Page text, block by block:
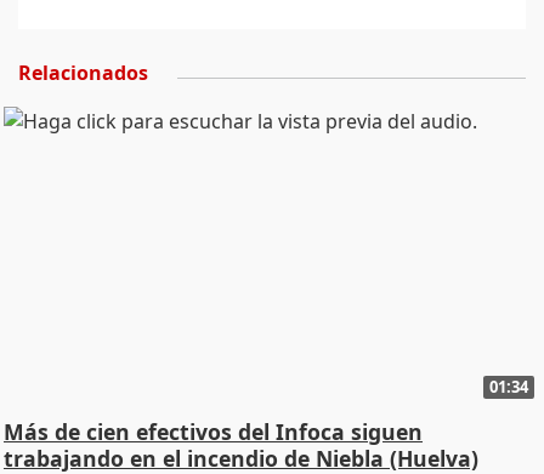
Relacionados
01:34
Más de cien efectivos del Infoca siguen
trabajando en el incendio de Niebla (Huelva)